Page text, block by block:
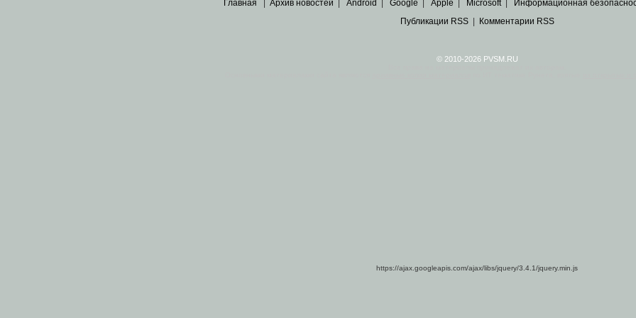
Главная Архив новостей Android Google Apple Microsoft| Информационная
Публикации RSS| Комментарии RSS
© 2010-2026 PVSM.RU
https://ajax.googleapis.com/ajax/libs/jquery/3.4.1/jquery.min.js